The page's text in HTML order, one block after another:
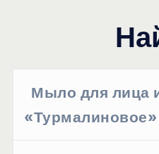
Мыло для лица
«Турмалиновое»